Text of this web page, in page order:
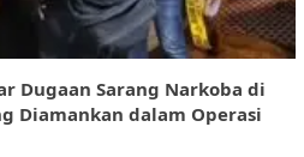
Dugaan Sarang Narkoba di
Diamankan dalam Operasi